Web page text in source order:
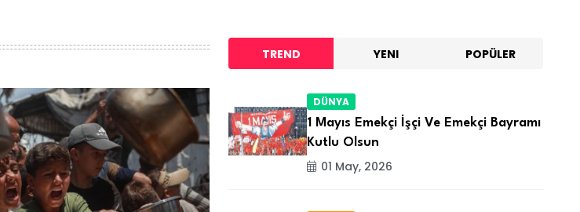
TREND YENI POPÜLER
DÜNYA
1 Mayıs Emekçi İşçi Ve Emekçi Bayramı
Kutlu Olsun
01 May, 2026